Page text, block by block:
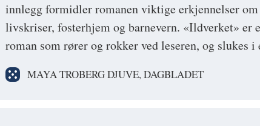
innlegg formidler romanen viktige erkjennelser
livskriser, fosterhjem og barnevern. «Ildverket» er
roman som rører og rokker ved leseren, og slukes i
MAYA TROBERG DJUVE, DAGBLADET